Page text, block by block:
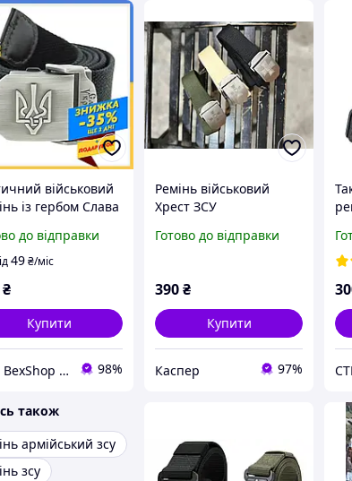
військовий
із гербом Слава
тризуб,
ремінь
до відправки
49₴/міс
₴
Купити
🟦🟨 BexShop 🟦🟨 98%
Ремінь військовий
Хрест ЗСУ
Готово до відправки
390₴
Купити
Каспер 97%
також
армійський зсу
зсу